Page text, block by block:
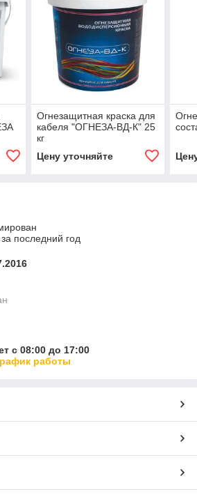
Огнезащитная краска для
кабеля "ОГНЕЗА-ВД-К" 25
кг
Цену уточняйте
последний год
с 08:00 до 17:00
работы